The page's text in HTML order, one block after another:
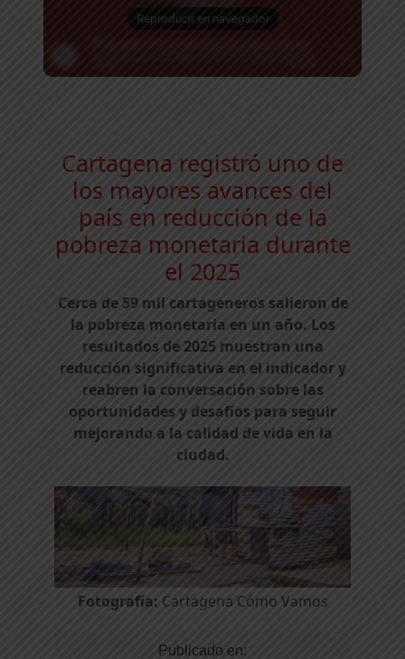
Cartagena registró uno de
los mayores avances del
país en reducción de la
pobreza monetaria durante
el 2025
Cerca de 59 mil cartageneros salieron de
la pobreza monetaria en un año. Los
resultados de 2025 muestran una
reducción significativa en el indicador y
reabren la conversación sobre las
oportunidades y desafíos para seguir
mejorando a la calidad de vida en la
ciudad.
Fotografía: Cartagena Cómo Vamos
Publicado en: